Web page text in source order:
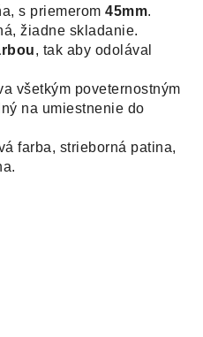
s priemerom 45mm.
žiadne skladanie.
, tak aby odolával
všetkým poveternostným
na umiestnenie do
farba, strieborná patina,